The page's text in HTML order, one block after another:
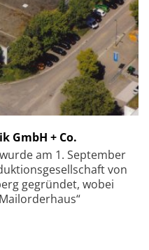
GmbH + Co.
am 1. September
von
gegründet, wobei